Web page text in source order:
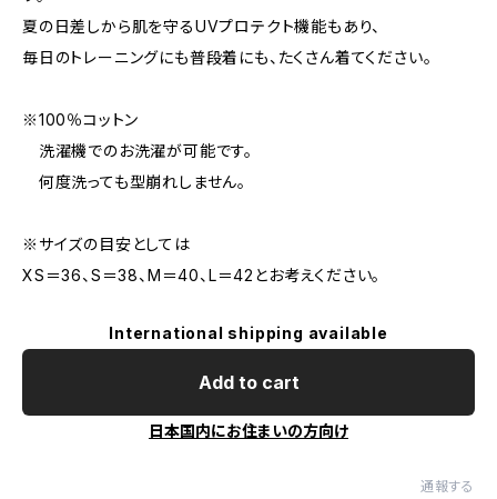
夏の日差しから肌を守るUVプロテクト機能もあり、
毎日のトレーニングにも普段着にも、たくさん着てください。
※100％コットン
洗濯機でのお洗濯が可能です。
何度洗っても型崩れしません。
※サイズの目安としては
XS＝36、S＝38、M＝40、L＝42とお考えください。
International shipping available
Add to cart
日本国内にお住まいの方向け
通報する